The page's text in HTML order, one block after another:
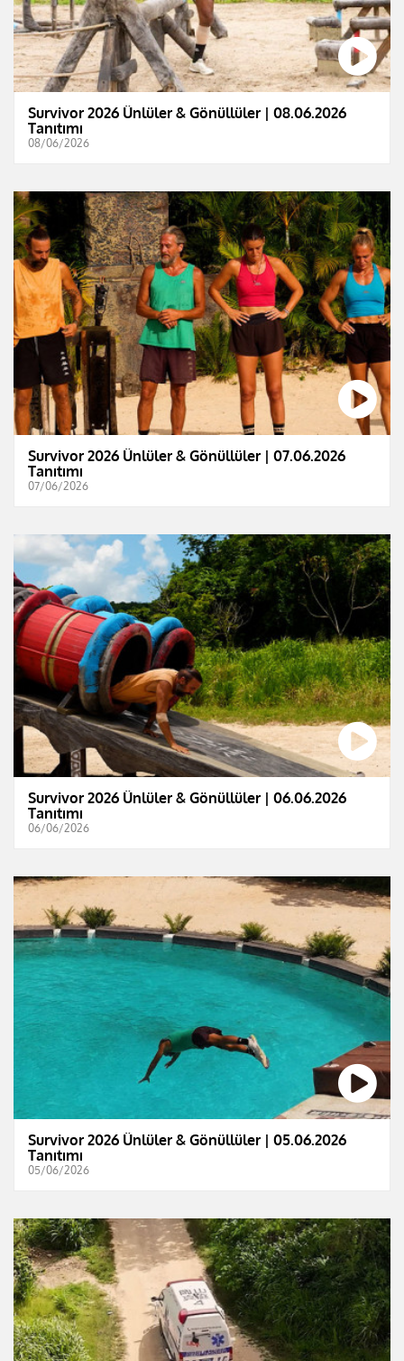
Survivor 2026 Ünlüler & Gönüllüler | 08.06.2026
Tanıtımı
08/06/2026
Survivor 2026 Ünlüler & Gönüllüler | 07.06.2026
Tanıtımı
07/06/2026
Survivor 2026 Ünlüler & Gönüllüler | 06.06.2026
Tanıtımı
06/06/2026
Survivor 2026 Ünlüler & Gönüllüler | 05.06.2026
Tanıtımı
05/06/2026